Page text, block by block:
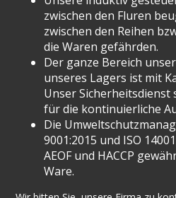
zwischen den Fluren
zwischen den Reihen
die Waren gefährden.
Der ganze Bereich
unseres Lagers ist mit
Unser
für die kontinuierliche
Die
9001:2015 und ISO
AEOF und HACCP
Ware.